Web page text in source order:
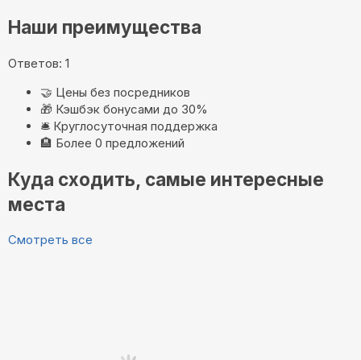
Наши преимущества
Ответов: 1
🤝 Цены без посредников
🎁 Кэшбэк бонусами до 30%
🛎️ Круглосуточная поддержка
🏨 Более 0 предложений
Куда сходить, самые интересные
места
Смотреть все